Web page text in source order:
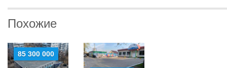
Похожие
85 300 000